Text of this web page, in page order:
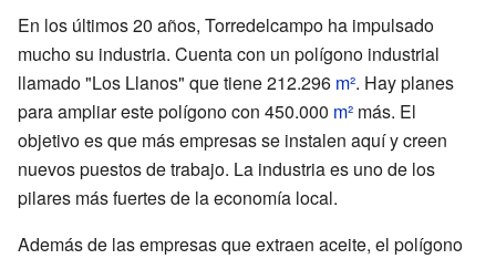
En los últimos 20 años, Torredelcampo ha impulsado
mucho su industria. Cuenta con un polígono industrial
llamado "Los Llanos" que tiene 212.296 m². Hay planes
para ampliar este polígono con 450.000 m² más. El
objetivo es que más empresas se instalen aquí y creen
nuevos puestos de trabajo. La industria es uno de los
pilares más fuertes de la economía local.
Además de las empresas que extraen aceite, el polígono